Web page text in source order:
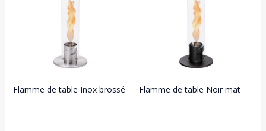
Flamme de table Inox brossé Flamme de table Noir mat